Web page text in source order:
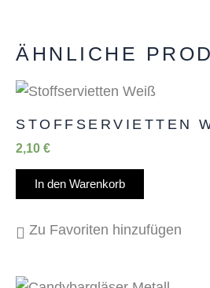
ÄHNLICHE
STOFFSERVIETTEN
2,10 €
In den Warenkorb
Zu Favoriten hinzufügen